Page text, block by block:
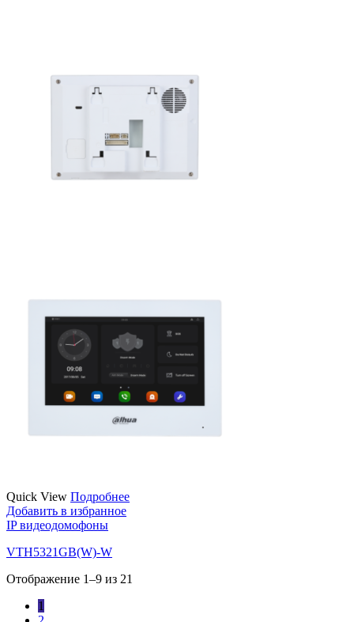
Quick View Подробнее
Добавить в избранное
IP видеодомофоны
VTH5321GB(W)-W
Отображение 1–9 из 21
1